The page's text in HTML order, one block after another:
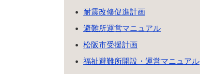
耐震改修促進計画
避難所運営マニュアル
松阪市受援計画
福祉避難所開設・運営マニュアル